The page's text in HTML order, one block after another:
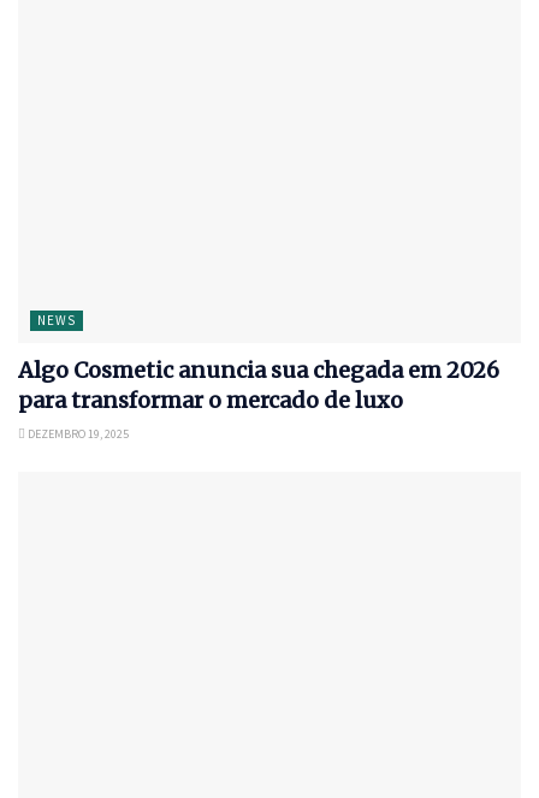
NEWS
Algo Cosmetic anuncia sua chegada em 2026
para transformar o mercado de luxo
DEZEMBRO 19, 2025